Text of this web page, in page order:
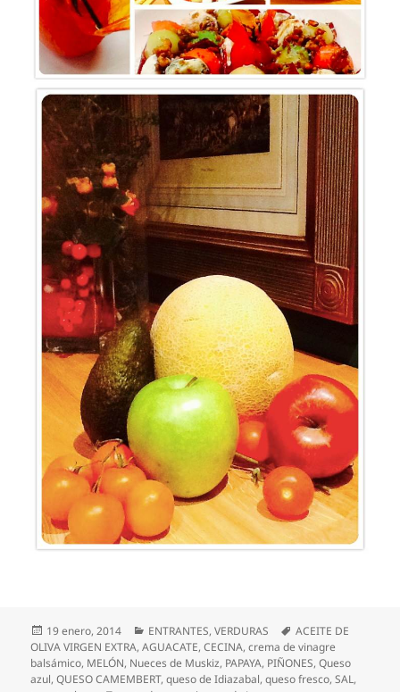
Publicado
el
19 enero, 2014 Categorías
ENTRANTES,VERDURAS Etiquetas
ACEITE DE
OLIVA VIRGEN EXTRA,AGUACATE,CECINA,crema de vinagre
balsámico, MELÓN, Nueces de Muskiz, PAPAYA, PIÑONES,Queso
azul,QUESO CAMEMBERT,queso de Idiazabal,queso fresco,SAL,